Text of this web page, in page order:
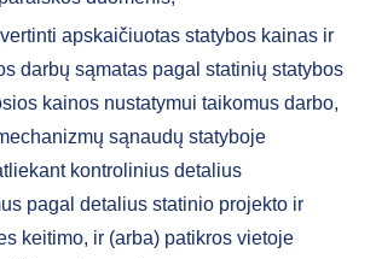
apskaičiuotas statybos kainas ir
darbų sąmatas pagal statinių statybos
kainos nustatymui taikomus darbo,
sąnaudų statyboje
kontrolinius detalius
pagal detalius statinio projekto ir
keitimo, ir (arba) patikros vietoje